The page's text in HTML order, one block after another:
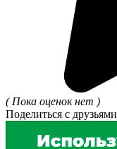
( Пока оценок нет )
Поделиться с друзьями